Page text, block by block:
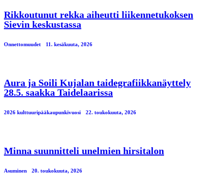
Rikkoutunut rekka aiheutti liikennetukoksen
Sievin keskustassa
Onnettomuudet 11. kesäkuuta, 2026
Aura ja Soili Kujalan taidegrafiikkanäyttely
28.5. saakka Taidelaarissa
2026 kulttuuripääkaupunkivuosi 22. toukokuuta, 2026
Minna suunnitteli unelmien hirsitalon
Asuminen 20. toukokuuta, 2026